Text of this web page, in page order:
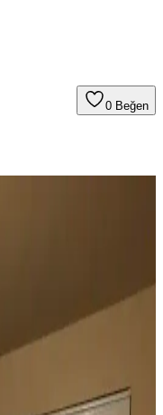
0 Beğen
ve Estetik Perde
kullanımı, rulo stor
seçenekleri manzara